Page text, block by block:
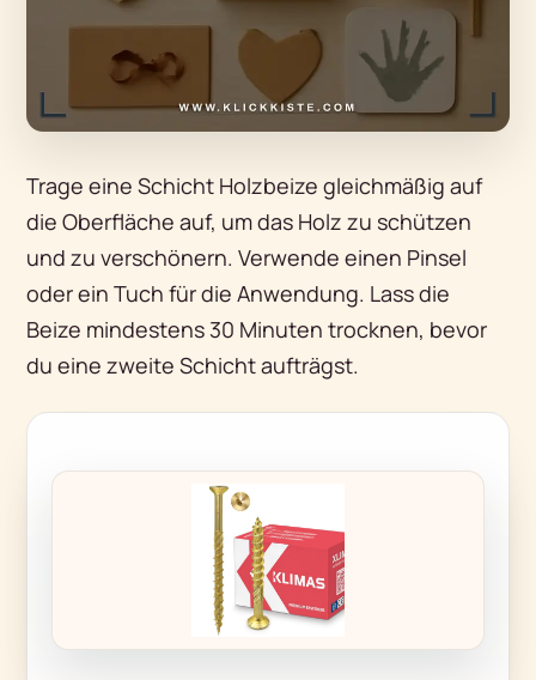
Trage eine Schicht Holzbeize gleichmäßig auf
die Oberfläche auf, um das Holz zu schützen
und zu verschönern. Verwende einen Pinsel
oder ein Tuch für die Anwendung. Lass die
Beize mindestens 30 Minuten trocknen, bevor
du eine zweite Schicht aufträgst.